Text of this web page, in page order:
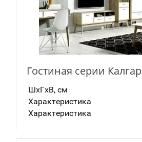
Гостиная серии
ШxГxВ, см
Характеристика
Характеристика